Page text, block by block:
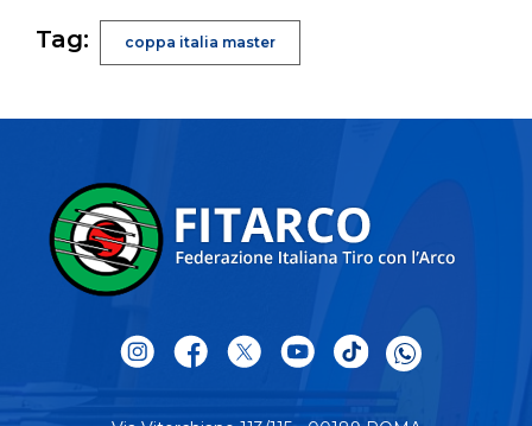
Tag: coppa italia master